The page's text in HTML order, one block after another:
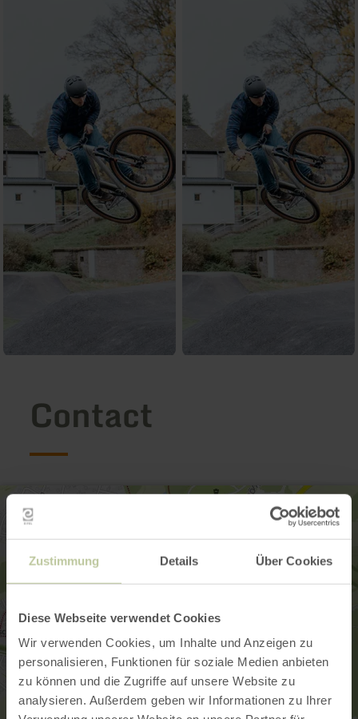
Zustimmung Details Über Cookies
Diese Webseite verwendet Cookies
Wir verwenden Cookies, um Inhalte und Anzeigen zu
personalisieren, Funktionen für soziale Medien anbieten
zu können und die Zugriffe auf unsere Website zu
analysieren. Außerdem geben wir Informationen zu Ihrer
Contact